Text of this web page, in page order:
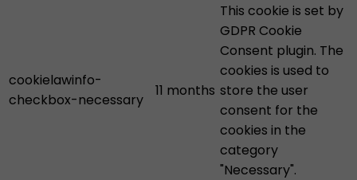
cookielawinfo-
checkbox-necessary
11 months
This cookie is set by
GDPR Cookie
Consent plugin. The
cookies is used to
store the user
consent for the
cookies in the
category
"Necessary".